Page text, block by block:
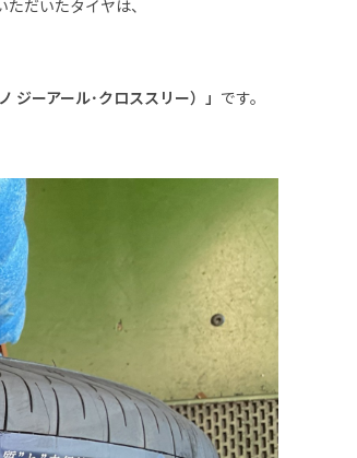
だいたタイヤは、
ジーアール･クロススリー）」 です。